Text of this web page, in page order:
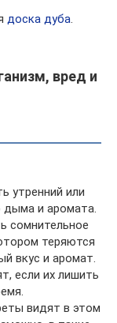
доска дуба.
вред и
утренний или
дыма и аромата.
сомнительное
теряются
вкус и аромат.
если их лишить
видят в этом